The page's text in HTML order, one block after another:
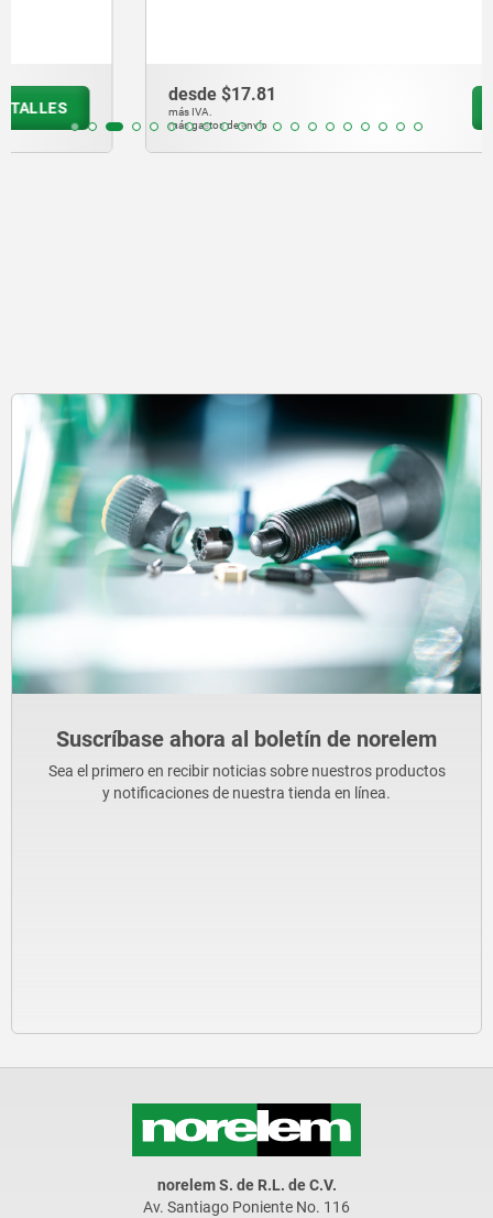
desde$17.81
más IVA.
más gastos de envío
Suscríbase ahora al boletín de norelem
Sea el primero en recibir noticias sobre nuestros productos
y notificaciones de nuestra tienda en línea.
norelem S. de R.L. de C.V.
Av. Santiago Poniente No. 116